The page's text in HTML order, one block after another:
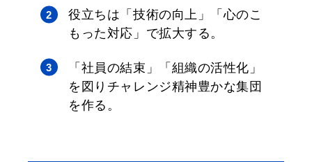
役立ちは「技術の向上」「心のこ
もった対応」で拡大する。
「社員の結束」「組織の活性化」
を図りチャレンジ精神豊かな集団
を作る。